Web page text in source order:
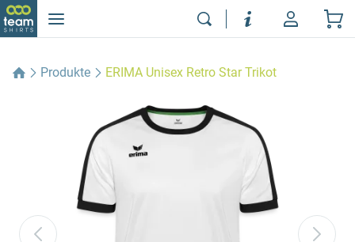
Produkte ERIMA Unisex Retro Star Trikot